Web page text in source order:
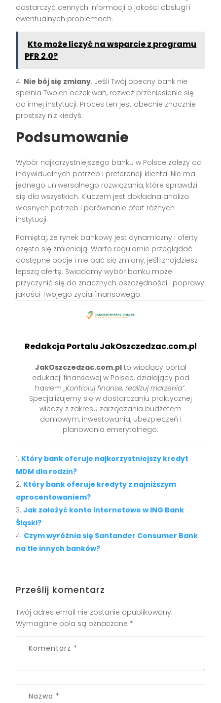
dostarczyć cennych informacji o jakości obsługi i
ewentualnych problemach.
Kto może liczyć na wsparcie z programu
PFR 2.0?
4. Nie bój się zmiany. Jeśli Twój obecny bank nie
spełnia Twoich oczekiwań, rozważ przeniesienie się
do innej instytucji. Proces ten jest obecnie znacznie
prostszy niż kiedyś.
Podsumowanie
Wybór najkorzystniejszego banku w Polsce zależy od
indywidualnych potrzeb i preferencji klienta. Nie ma
jednego uniwersalnego rozwiązania, które sprawdzi
się dla wszystkich. Kluczem jest dokładna analiza
własnych potrzeb i porównanie ofert różnych
instytucji.
Pamiętaj, że rynek bankowy jest dynamiczny i oferty
często się zmieniają. Warto regularnie przeglądać
dostępne opcje i nie bać się zmiany, jeśli znajdziesz
lepszą ofertę. Świadomy wybór banku może
przyczynić się do znacznych oszczędności i poprawy
jakości Twojego życia finansowego.
Redakcja Portalu JakOszczedzac.com.pl
JakOszczedzac.com.plto wiodący portal
edukacji finansowej w Polsce, działający pod
hasłem „Kontroluj finanse, realizuj marzenia”.
Specjalizujemy się w dostarczaniu praktycznej
wiedzy z zakresu zarządzania budżetem
domowym, inwestowania, ubezpieczeń i
planowania emerytalnego.
Który bank oferuje najkorzystniejszy kredyt
MDM dla rodzin?
Który bank oferuje kredyty z najniższym
oprocentowaniem?
Jak założyć konto internetowe w ING Bank
Śląski?
Czym wyróżnia się Santander Consumer Bank
na tle innych banków?
Prześlij komentarz
Twój adres email nie zostanie opublikowany.
Wymagane pola są oznaczone *